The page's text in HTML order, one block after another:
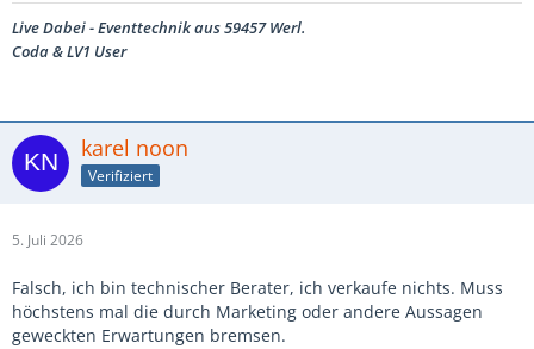
Live Dabei - Eventtechnik aus 59457 Werl.
Coda & LV1 User
karel noon
Verifiziert
5. Juli 2026
Falsch, ich bin technischer Berater, ich verkaufe nichts. Muss
höchstens mal die durch Marketing oder andere Aussagen
geweckten Erwartungen bremsen.